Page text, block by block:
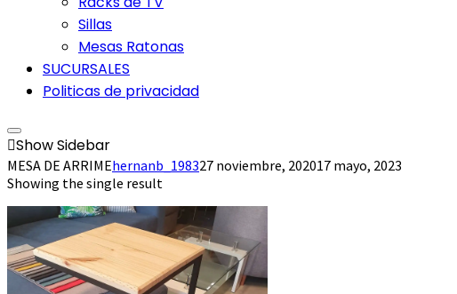
Sillas
Mesas Ratonas
SUCURSALES
Politicas de privacidad
Show Sidebar
MESA DE ARRIMEhernanb_198327 noviembre, 202017 mayo, 2023
Showing the single result